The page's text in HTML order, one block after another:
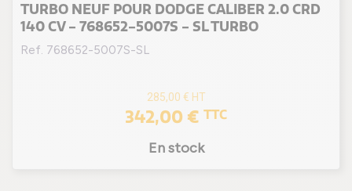
TURBO NEUF POUR DODGE CALIBER 2.0 CRD
140 CV - 768652-5007S - SL TURBO
Ref. 768652-5007S-SL
285,00 € HT
342,00 € TTC
En stock